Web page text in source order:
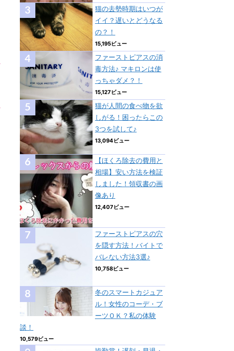
猫の去勢時期はいつが
イイ？遅いとどうなる
の？！
15,195ビュー
ファーストピアスの消
毒方法♪ マキロンは使
っちゃダメ？！
15,127ビュー
猫が人間の食べ物を欲
しがる！困ったらこの
3つを試して♪
13,094ビュー
【ほくろ除去の費用と
相場】安い方法を検証
しました！領収書の画
像あり
12,407ビュー
ファーストピアスの穴
を隠す方法！バイトで
バレない方法3選♪
10,758ビュー
冬のスマートカジュア
ル！女性のコーデ・ブ
ーツＯＫ？私の体験
談！
10,579ビュー